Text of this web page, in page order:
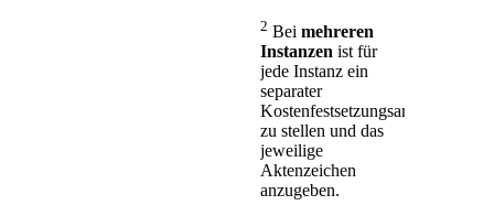
2 Bei mehreren
Instanzen ist für
jede Instanz ein
separater
Kostenfestsetzungsantrag
zu stellen und das
jeweilige
Aktenzeichen
anzugeben.